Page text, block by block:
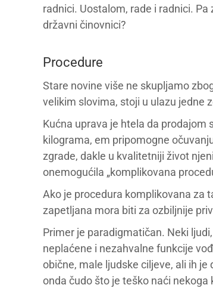
radnici. Uostalom, rade i radnici.
državni činovnici?
Procedure
Stare novine više ne skupljamo
velikim slovima, stoji u ulazu jedne
Kućna uprava je htela da
kilograma, em pripomogne
zgrade, dakle u kvalitetniji život
onemogućila „komplikovana
Ako je procedura komplikovana za
zapetljana mora biti za ozbiljnije
Primer je paradigmatičan. Neki
neplaćene i nezahvalne funkcije
obične, male ljudske ciljeve, ali ih
onda čudo što je teško naći